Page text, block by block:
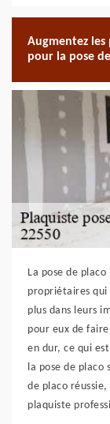
Augmentez
pour la pose
La pose de
propriétaires qui
plus dans leurs
pour eux de
en dur, ce qui
la pose de placo
de placo réussie,
plaquiste